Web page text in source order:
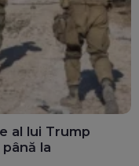
al lui Trump
la